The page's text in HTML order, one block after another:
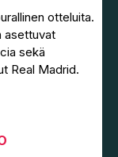
otteluita.
asettuvat
sekä
Real Madrid.